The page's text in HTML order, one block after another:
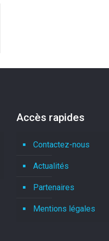
Accès rapides
Contactez-nous
Actualités
Partenaires
Mentions légales